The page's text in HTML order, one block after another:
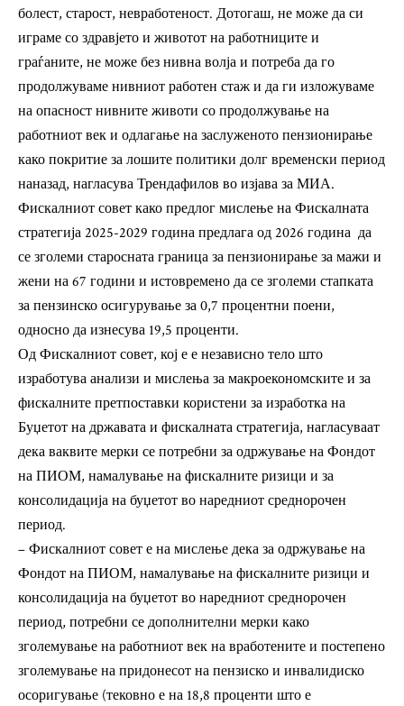
болест, старост, невработеност. Дотогаш, не може да си
играме со здравјето и животот на работниците и
граѓаните, не може без нивна волја и потреба да го
продолжуваме нивниот работен стаж и да ги изложуваме
на опасност нивните животи со продолжување на
работниот век и одлагање на заслуженото пензионирање
како покритие за лошите политики долг временски период
наназад, нагласува Трендафилов во изјава за МИА.
Фискалниот совет како предлог мислење на Фискалната
стратегија 2025-2029 година предлага од 2026 година да
се зголеми старосната граница за пензионирање за мажи и
жени на 67 години и истовремено да се зголеми стапката
за пензинско осигурување за 0,7 процентни поени,
односно да изнесува 19,5 проценти.
Од Фискалниот совет, кој е е независно тело што
изработува анализи и мислења за макроекономските и за
фискалните претпоставки користени за изработка на
Буџетот на државата и фискалната стратегија, нагласуваат
дека ваквите мерки се потребни за одржување на Фондот
на ПИОМ, намалување на фискалните ризици и за
консолидација на буџетот во наредниот среднорочен
период.
– Фискалниот совет е на мислење дека за одржување на
Фондот на ПИОМ, намалување на фискалните ризици и
консолидација на буџетот во наредниот среднорочен
период, потребни се дополнителни мерки како
зголемување на работниот век на вработените и постепено
зголемување на придонесот на пензиско и инвалидиско
осоригување (тековно е на 18,8 проценти што е